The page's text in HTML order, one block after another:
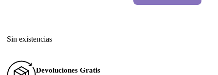
Sin existencias
Devoluciones Gratis